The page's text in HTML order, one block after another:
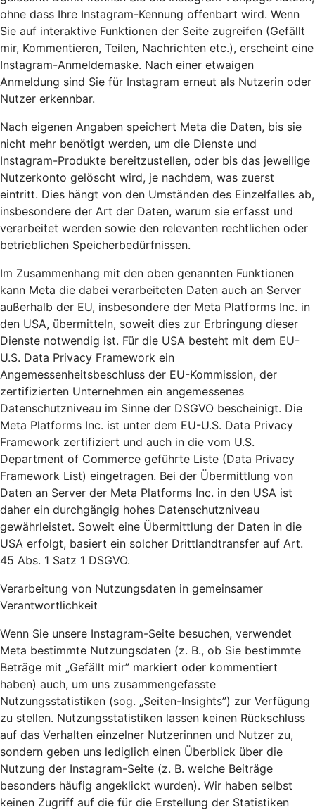
ohne dass Ihre Instagram-Kennung offenbart wird. Wenn
Sie auf interaktive Funktionen der Seite zugreifen (Gefällt
mir, Kommentieren, Teilen, Nachrichten etc.), erscheint eine
Instagram-Anmeldemaske. Nach einer etwaigen
Anmeldung sind Sie für Instagram erneut als Nutzerin oder
Nutzer erkennbar.
Nach eigenen Angaben speichert Meta die Daten, bis sie
nicht mehr benötigt werden, um die Dienste und
Instagram-Produkte bereitzustellen, oder bis das jeweilige
Nutzerkonto gelöscht wird, je nachdem, was zuerst
eintritt. Dies hängt von den Umständen des Einzelfalles ab,
insbesondere der Art der Daten, warum sie erfasst und
verarbeitet werden sowie den relevanten rechtlichen oder
betrieblichen Speicherbedürfnissen.
Im Zusammenhang mit den oben genannten Funktionen
kann Meta die dabei verarbeiteten Daten auch an Server
außerhalb der EU, insbesondere der Meta Platforms Inc. in
den USA, übermitteln, soweit dies zur Erbringung dieser
Dienste notwendig ist. Für die USA besteht mit dem EU-
U.S. Data Privacy Framework ein
Angemessenheitsbeschluss der EU-Kommission, der
zertifizierten Unternehmen ein angemessenes
Datenschutzniveau im Sinne der DSGVO bescheinigt. Die
Meta Platforms Inc. ist unter dem EU-U.S. Data Privacy
Framework zertifiziert und auch in die vom U.S.
Department of Commerce geführte Liste (Data Privacy
Framework List) eingetragen. Bei der Übermittlung von
Daten an Server der Meta Platforms Inc. in den USA ist
daher ein durchgängig hohes Datenschutzniveau
gewährleistet. Soweit eine Übermittlung der Daten in die
USA erfolgt, basiert ein solcher Drittlandtransfer auf Art.
45 Abs. 1 Satz 1 DSGVO.
Verarbeitung von Nutzungsdaten in gemeinsamer
Verantwortlichkeit
Wenn Sie unsere Instagram-Seite besuchen, verwendet
Meta bestimmte Nutzungsdaten (z. B., ob Sie bestimmte
Beträge mit „Gefällt mir” markiert oder kommentiert
haben) auch, um uns zusammengefasste
Nutzungsstatistiken (sog. „Seiten-Insights”) zur Verfügung
zu stellen. Nutzungsstatistiken lassen keinen Rückschluss
auf das Verhalten einzelner Nutzerinnen und Nutzer zu,
sondern geben uns lediglich einen Überblick über die
Nutzung der Instagram-Seite (z. B. welche Beiträge
besonders häufig angeklickt wurden). Wir haben selbst
keinen Zugriff auf die für die Erstellung der Statistiken